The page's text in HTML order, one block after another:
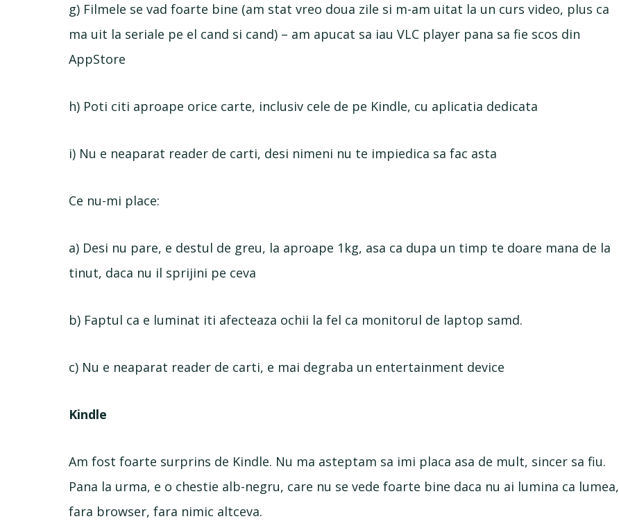
g) Filmele se vad foarte bine (am stat vreo doua zile si m-am uitat la un curs video, plus ca
ma uit la seriale pe el cand si cand) – am apucat sa iau VLC player pana sa fie scos din
AppStore
h) Poti citi aproape orice carte, inclusiv cele de pe Kindle, cu aplicatia dedicata
i) Nu e neaparat reader de carti, desi nimeni nu te impiedica sa fac asta
Ce nu-mi place:
a) Desi nu pare, e destul de greu, la aproape 1kg, asa ca dupa un timp te doare mana de la
tinut, daca nu il sprijini pe ceva
b) Faptul ca e luminat iti afecteaza ochii la fel ca monitorul de laptop samd.
c) Nu e neaparat reader de carti, e mai degraba un entertainment device
Kindle
Am fost foarte surprins de Kindle. Nu ma asteptam sa imi placa asa de mult, sincer sa fiu.
Pana la urma, e o chestie alb-negru, care nu se vede foarte bine daca nu ai lumina ca lumea,
fara browser, fara nimic altceva.